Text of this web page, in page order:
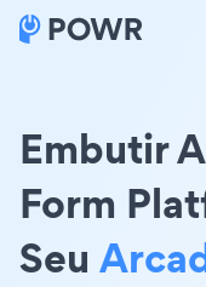
Embutir
Form
Seu